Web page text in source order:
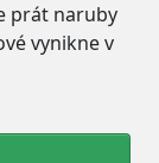
prát naruby
vynikne v